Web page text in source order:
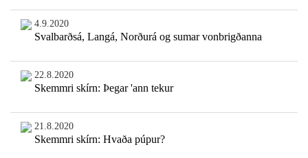
4.9.2020
Svalbarðsá, Langá, Norðurá og sumar vonbrigðanna
22.8.2020
Skemmri skírn: Þegar 'ann tekur
21.8.2020
Skemmri skírn: Hvaða púpur?